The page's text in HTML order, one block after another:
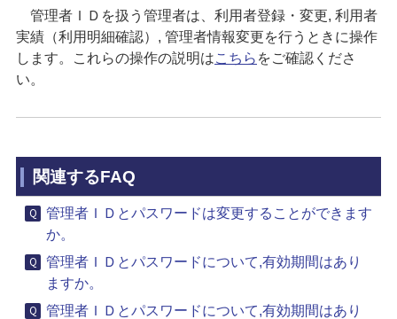
管理者ＩＤを扱う管理者は、利用者登録・変更, 利用者
実績（利用明細確認）, 管理者情報変更を行うときに操作
します。これらの操作の説明はこちら をご確認くださ
い。
関連するFAQ
管理者ＩＤとパスワードは変更することができます
か。
管理者ＩＤとパスワードについて,有効期間はあり
ますか。
管理者ＩＤとパスワードについて,有効期間はあり